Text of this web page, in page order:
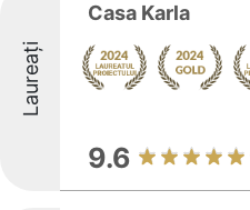
Laureați
Casa Karla
9.6